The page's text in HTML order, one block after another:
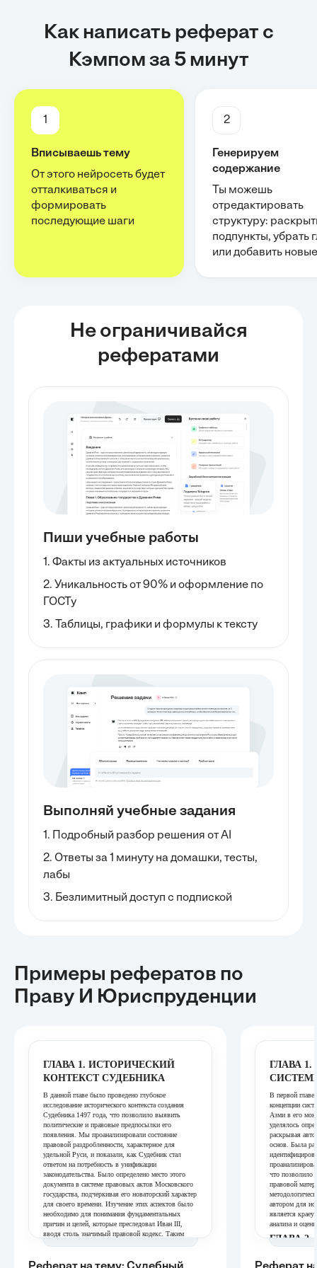
Как написать реферат с
Кэмпом за 5 минут
1
Вписываешь тему
От этого нейросеть будет
отталкиваться и
формировать
последующие шаги
2
Генерируем
содержание
Ты можешь
отредактировать
структуру:
подпункты, убрать
или добавить новые
Не ограничивайся
рефератами
Пиши учебные работы
1. Факты из актуальных источников
2. Уникальность от 90% и оформление по
ГОСТу
3. Таблицы, графики и формулы к тексту
Выполняй учебные задания
1. Подробный разбор решения от AI
2. Ответы за 1 минуту на домашки, тесты,
лабы
3. Безлимитный доступ с подпиской
Примеры рефератов по
Праву И Юриспруденции
ГЛАВА 1. ИСТОРИЧЕСКИЙ
КОНТЕКСТ СУДЕБНИКА
В данной главе было проведено глубокое
исследование исторического контекста создания
Судебника 1497 года, что позволило выявить
политические и правовые предпосылки его
появления. Мы проанализировали состояние
правовой раздробленности, характерное для
удельной Руси, и показали, как Судебник стал
ответом на потребность в унификации
законодательства. Было определено место этого
документа в системе правовых актов Московского
государства, подчеркивая его новаторский характер
для своего времени. Изучение этих аспектов было
необходимо для понимания фундаментальных
причин и целей, которые преследовал Иван III,
вводя столь значимый правовой кодекс. Таким
образом, глава заложила основу для дальнейшего
процесса.
ГЛАВА
В первой главе
концепции
Азми в его
уделялось
раскрывая
основ. Была
что позволило
правовой
автором для
является
анализа и
ГЛАВА